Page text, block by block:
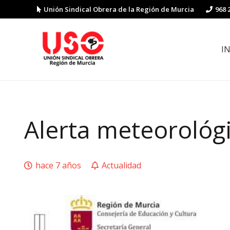
Unión Sindical Obrera de la Región de Murcia 968
Alerta
hace 7 años Actualidad